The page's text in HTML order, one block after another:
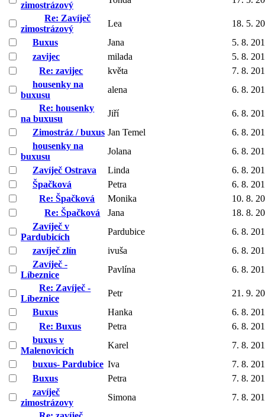
zimostrázový
Re: Zavíječ
zimostrázový
Lea
18. 5.
Buxus
Jana
5. 8.
zavijec
milada
5. 8.
Re: zavijec
květa
7. 8.
housenky na
buxusu
alena
6. 8.
Re: housenky
na buxusu
Jiří
6. 8.
Zimostráz / buxus Jan Temel
6. 8.
housenky na
buxusu
Jolana
6. 8.
Zavíječ Ostrava
Linda
6. 8.
Špačková
Petra
6. 8.
Re: Špačková
Monika
10. 8.
Re: Špačková
Jana
18. 8.
Zavíječ v
Pardubicích
Pardubice
6. 8.
zavíječ zlín
ivuša
6. 8.
Zavíječ -
Líbeznice
Pavlína
6. 8.
Re: Zavíječ -
Líbeznice
Petr
21. 9.
Buxus
Hanka
6. 8.
Re: Buxus
Petra
6. 8.
buxus v
Malenovicích
Karel
7. 8.
buxus- Pardubice Iva
7. 8.
Buxus
Petra
7. 8.
zavíječ
zimostrázovy
Simona
7. 8.